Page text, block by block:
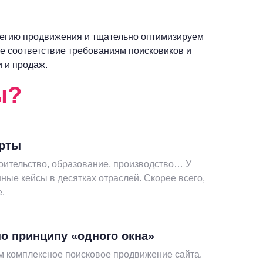
продвижения и тщательно оптимизируем
соответствие требованиям поисковиков и
и продаж.
образование, производство… У
кейсы в десятках отраслей. Скорее всего,
принципу «одного окна»
поисковое продвижение сайта.